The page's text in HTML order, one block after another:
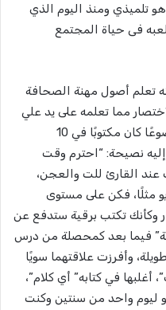
رجب هو تلميذي ومنذ اليوم الذي
فى حياة المجتمع
تعلم أصول مهنة الصحافة
مما تعلمه على يد علي
أمين، الذي طلب منه أن يختصر موضوعًا كان مكتوبًا في 10
موجهًا إليه نصيحة: “احترم وقت
عند القارئ للت والعجن،
مثلًا، فكن على مستوى
وكأنك تكتب برقية ستدفع عن
فيما بعد كمحصلة من درس
وأفرزت علاقتهما سويًا
في كتابه” أي كلام”،
ليوم واحد من سنتين وكنت